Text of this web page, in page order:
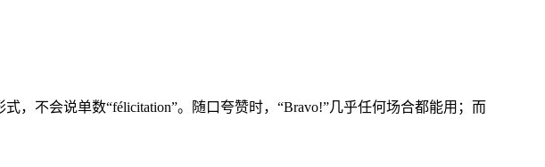
，不会说单数“félicitation”。随口夸赞时，“Bravo!”几乎任何场合都能用；而